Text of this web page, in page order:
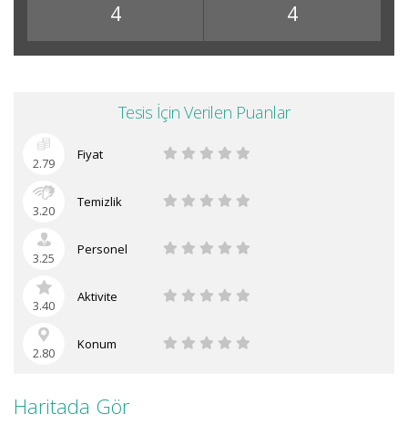
4 4
Tesis İçin Verilen Puanlar
2.79
Fiyat
3.20
Temizlik
3.25
Personel
3.40
Aktivite
2.80
Konum
Haritada Gör